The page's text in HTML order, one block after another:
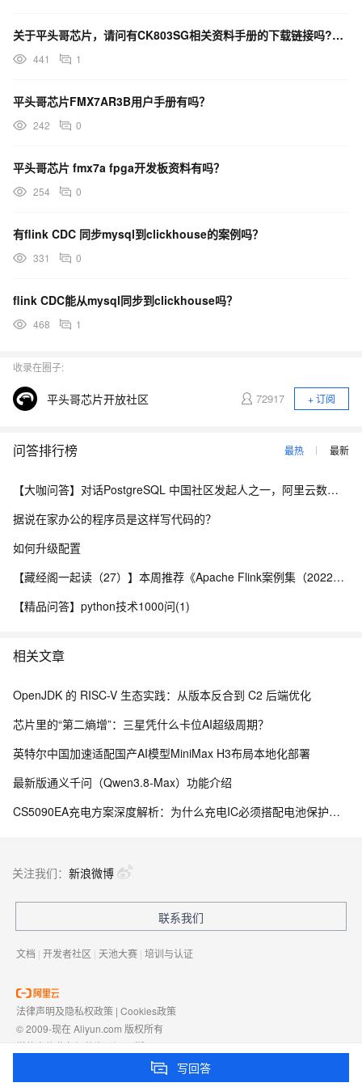
关于平头哥芯片，请问有CK803SG相关资料手册的下载链接吗?（E803:用户手册）
441 1
平头哥芯片FMX7AR3B用户手册有吗？
242 0
平头哥芯片 fmx7a fpga开发板资料有吗？
254 0
有flink CDC 同步mysql到clickhouse的案例吗？
331 0
flink CDC能从mysql同步到clickhouse吗？
468 1
收录在圈子:
平头哥芯片开放社区 72917 + 订阅
问答排行榜 最热 最新
【大咖问答】对话PostgreSQL 中国社区发起人之一，阿里云数据库高级专家 德哥
据说在家办公的程序员是这样写代码的？
如何升级配置
【藏经阁一起读（27）】本周推荐《Apache Flink案例集（2022版）》，你有哪些心得？
【精品问答】python技术1000问(1)
相关文章
OpenJDK 的 RISC-V 生态实践：从版本反合到 C2 后端优化
芯片里的“第二熵增”：三星凭什么卡位AI超级周期？
英特尔中国加速适配国产AI模型MiniMax H3布局本地化部署
最新版通义千问（Qwen3.8-Max）功能介绍
CS5090EA充电方案深度解析：为什么充电IC必须搭配电池保护电路
写回答
关注我们： 新浪微博
联系我们
文档 | 开发者社区 | 天池大赛 | 培训与认证
法律声明及隐私权政策 | Cookies政策
© 2009-现在 Aliyun.com 版权所有
增值电信业务经营许可证： 浙B2-20080101
浙D3-20210002
浙公网安备 33010602009975号浙B2-20080101-4